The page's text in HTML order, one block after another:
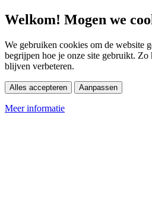
Welkom! Mogen we
We gebruiken cookies om de website
begrijpen hoe je onze site gebruikt. Zo
blijven verbeteren.
Alles accepteren Aanpassen
Meer informatie